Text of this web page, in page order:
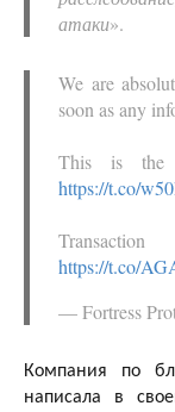
атаки».
We are
soon as any
This is the
https://t.co/
https://t.co/
— Fortress
Компания по
написала в